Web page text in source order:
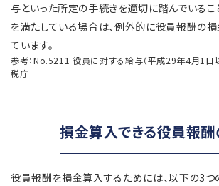
与といった所定の手続きを適切に踏んでいるこ
を満たしている場合は、例外的に役員報酬の
ています。
参考：No.5211 役員に対する給与（平成29年4月1日
税庁
損金算入できる役員報
役員報酬を損金算入するためには、以下の3つ